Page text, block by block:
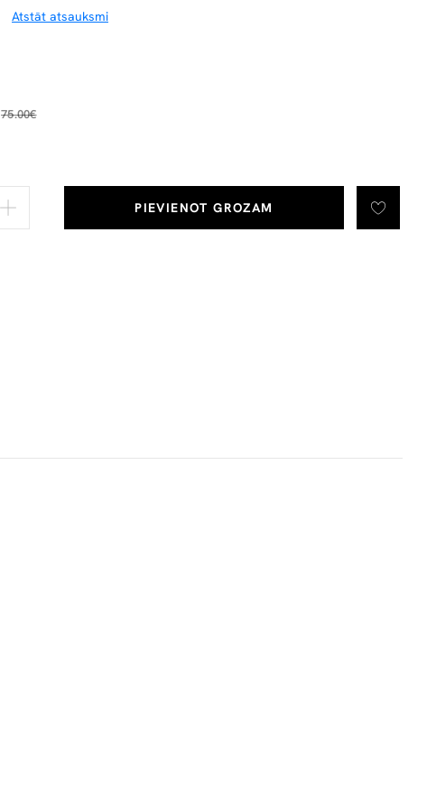
Atstāt atsauksmi
75.00€
PIEVIENOT GROZAM